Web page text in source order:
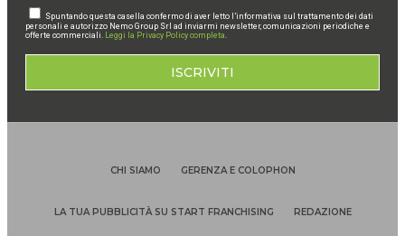
Spuntando questa casella confermo di aver letto l’informativa sul trattamento dei dati
personali e autorizzo Nemo Group Srl ad inviarmi newsletter, comunicazioni periodiche e
offerte commerciali. Leggi la Privacy Policy completa.
ISCRIVITI
CHI SIAMO GERENZA E COLOPHON
LA TUA PUBBLICITÀ SU START FRANCHISING REDAZIONE